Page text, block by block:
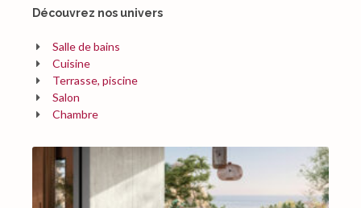
Découvrez nos univers
Salle de bains
Cuisine
Terrasse, piscine
Salon
Chambre